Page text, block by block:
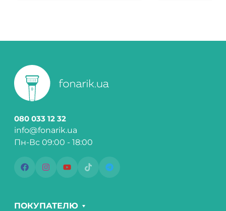
080 033 12 32
info@fonarik.ua
Пн-Вс 09:00 - 18:00
ПОКУПАТЕЛЮ